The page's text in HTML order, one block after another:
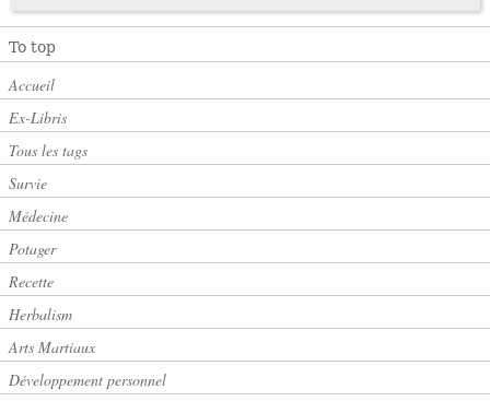
To top
Accueil
Ex-Libris
Tous les tags
Survie
Médecine
Potager
Recette
Herbalism
Arts Martiaux
Développement personnel